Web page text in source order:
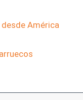
América